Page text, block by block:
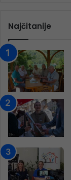
Najčitanije